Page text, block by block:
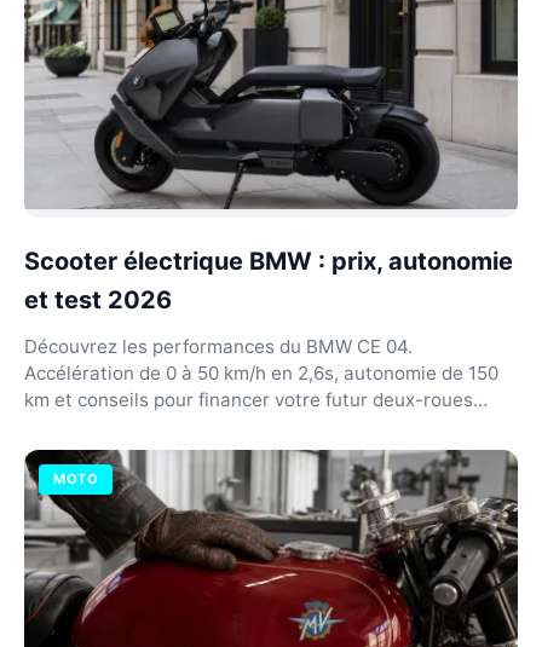
Scooter électrique BMW : prix, autonomie
et test 2026
Découvrez les performances du BMW CE 04.
Accélération de 0 à 50 km/h en 2,6s, autonomie de 150
km et conseils pour financer votre futur deux-roues
MOTO